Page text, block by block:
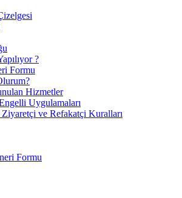
?
Formu
Hizmetler
Uygulamaları
ve Refakatçi Kuralları
Formu